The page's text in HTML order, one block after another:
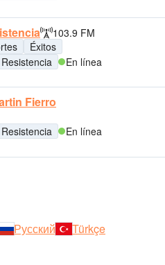
103.9 FM
Éxitos
Resistencia En línea
Fierro
Resistencia En línea
Русский Türkçe